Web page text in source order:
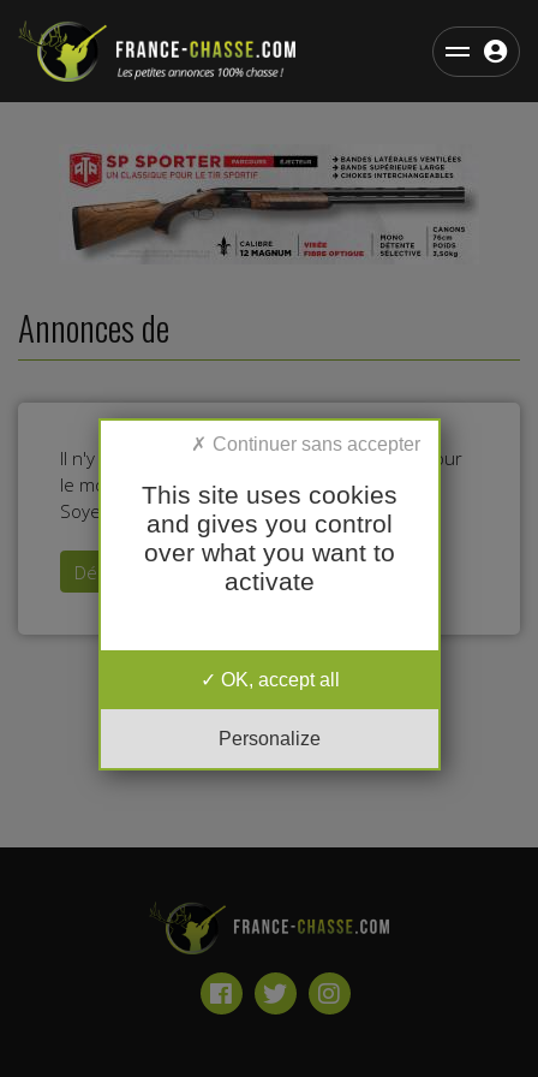
Annonces de
Il n'y a pas d'annonces dans cette catégorie pour
le moment.
Soyez le premier à déposer une annonce !
Déposer mon annonce
This site uses cookies
and gives you control
over what you want to
activate
OK, accept all
Personalize